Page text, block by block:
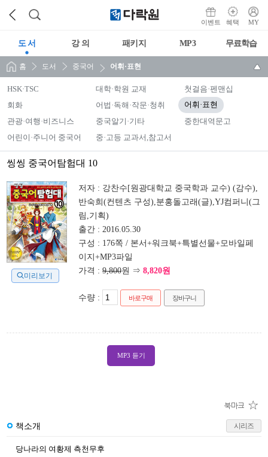
이벤트 혜택 MY
도 서 강 의 패키지 MP3 무료학습
홈 도서 중국어 어휘·표현
HSK·TSC 대학·학원 교재
첫걸음·펜맨십
회화
어법·독해·작문·청취 어휘·표현
관광·여행·비즈니스 중국알기·기타
중한대역문고
어린이·주니어 중국어
중·고등 교과서,참고서
씽씽 중국어탐험대 10
미리보기
저자 : 강찬수[원광대학교 중국학과 교수) (감수),
반숙희(컨텐츠 구성),분홍돌고래(글),YJ컴퍼니(그
림,기획)
출간 : 2016.05.30
구성 : 176쪽 / 본서+워크북+특별선물+모바일페
이지+MP3파일
가격 : 9,800원 ⇒ 8,820원
수량 : 바로구매 장바구니
MP3 듣기
책소개 시리즈
당나라의 여황제 측천무후